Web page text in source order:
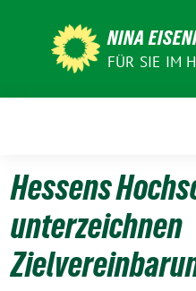
NINA
FÜR SIE IM
Hessens
unterzeichnen